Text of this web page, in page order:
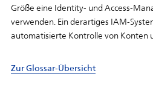
Größe eine Identity- und Access-
verwenden. Einderartiges IAM-
automatisierte Kontrolle von Konten
Zur Glossar-Übersicht